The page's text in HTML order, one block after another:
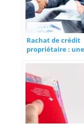
Rachat de crédit
propriétaire : une
charges